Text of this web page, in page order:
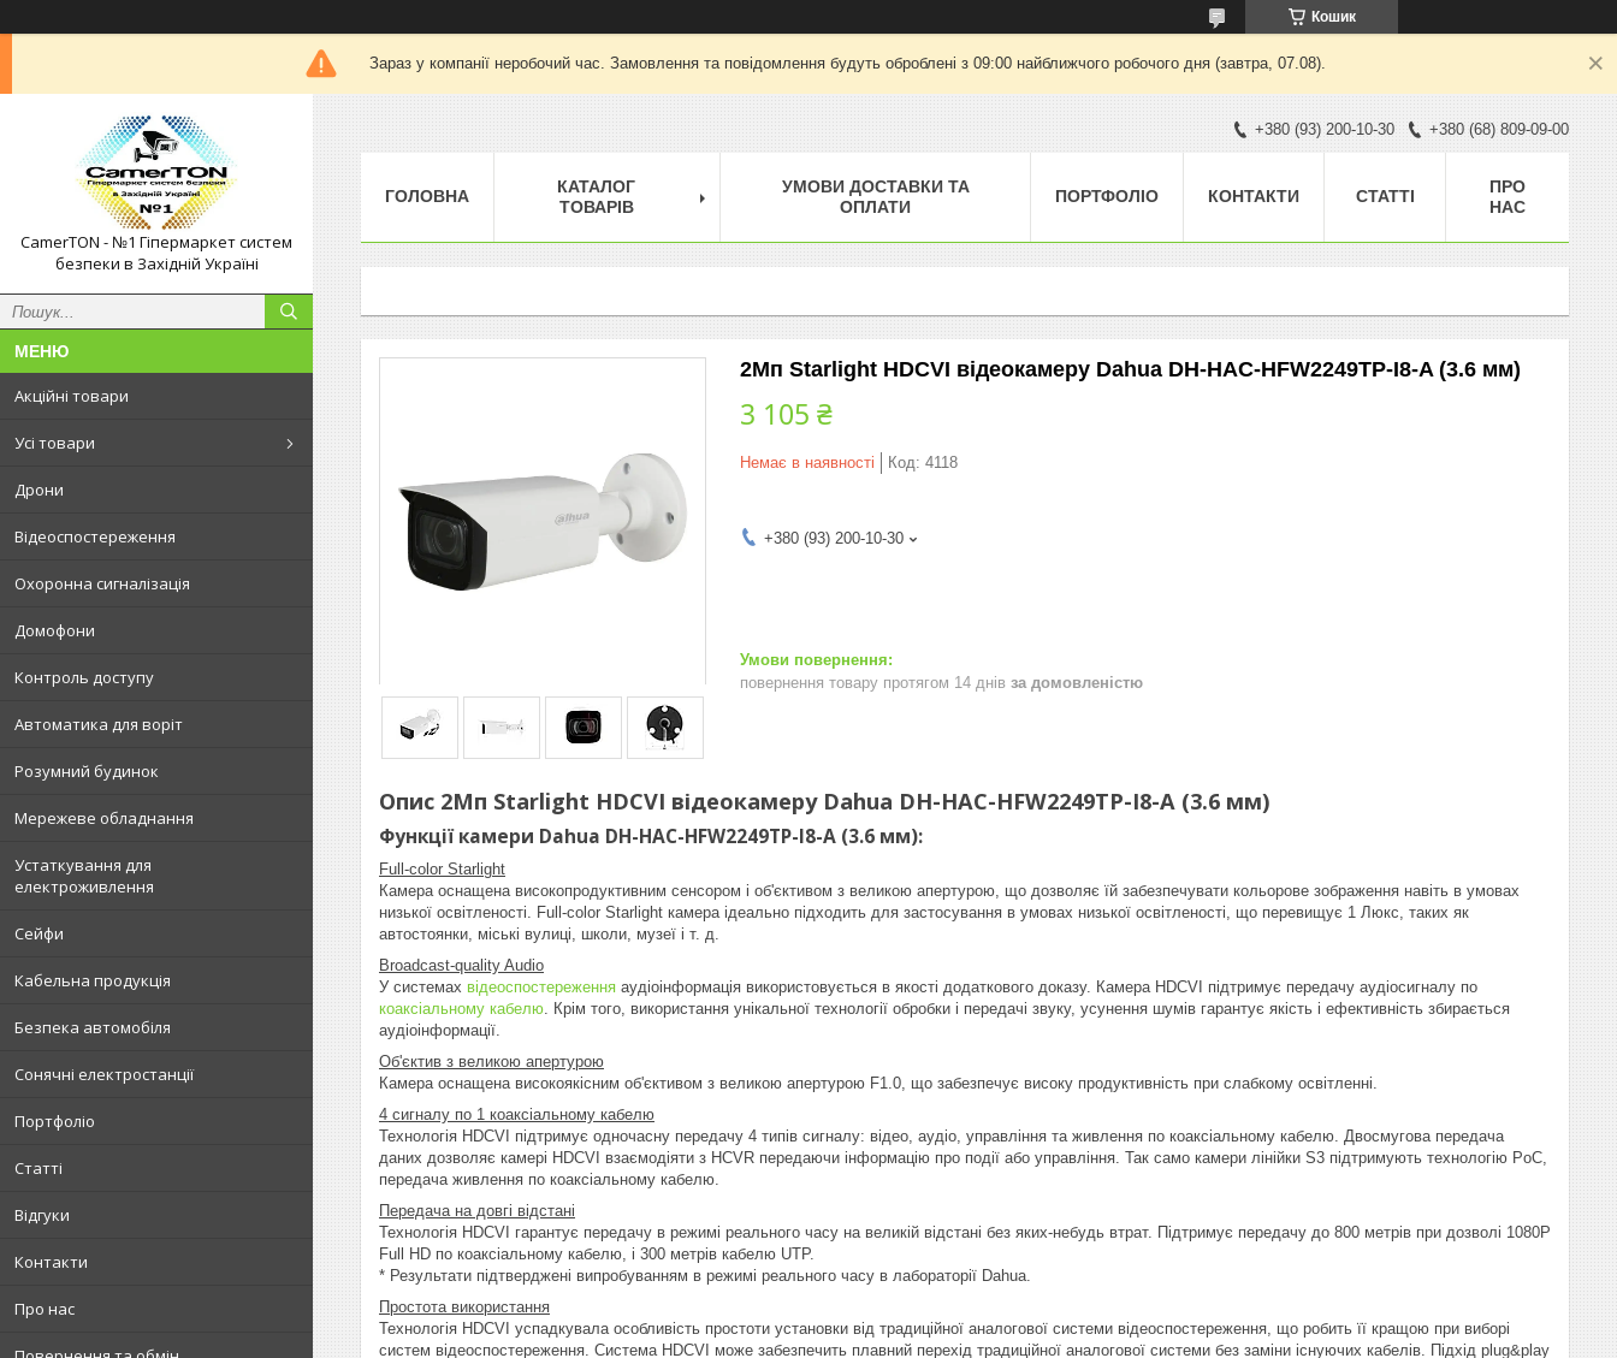
Кошик
Зараз у компанії неробочий час. Замовлення та повідомлення будуть оброблені з 09:00 найближчого робочого дня (завтра, 07.08).
CamerTON - №1 Гіпермаркет систем
безпеки в Західній Україні
Акційні товари
Усі товари
Дрони
Відеоспостереження
Охоронна сигналізація
Домофони
Контроль доступу
Автоматика для воріт
Розумний будинок
Мережеве обладнання
Устаткування для
електроживлення
Сейфи
Кабельна продукція
Безпека автомобіля
Сонячні електростанції
Портфоліо
Статті
Відгуки
Контакти
Про нас
+380 (93) 200-10-30 +380 (68) 809-09-00
ГОЛОВНА
КАТАЛОГ
ТОВАРІВ
УМОВИ ДОСТАВКИ ТА
ОПЛАТИ
ПОРТФОЛІО КОНТАКТИ СТАТТІ
ПРО
НАС
2Мп Starlight HDCVI відеокамеру Dahua DH-HAC-HFW2249TP-I8-A (3.6 мм)
3 105 ₴
Немає в наявності Код: 4118
+380 (93) 200-10-30
повернення товару протягом 14 днів за домовленістю
Опис 2Мп Starlight HDCVI відеокамеру Dahua DH-HAC-HFW2249TP-I8-A (3.6 мм)
Функції камери Dahua DH-HAC-HFW2249TP-I8-A (3.6 мм):
Full-color Starlight
Камера оснащена високопродуктивним сенсором і об'єктивом з великою апертурою, що дозволяє їй забезпечувати кольорове зображення навіть в умовах
низької освітленості. Full-color Starlight камера ідеально підходить для застосування в умовах низької освітленості, що перевищує 1 Люкс, таких як
автостоянки, міські вулиці, школи, музеї і т. д.
Broadcast-quality Audio
У системах відеоспостереження аудіоінформація використовується в якості додаткового доказу. Камера HDCVI підтримує передачу аудіосигналу по
коаксіальному кабелю . Крім того, використання унікальної технології обробки і передачі звуку, усунення шумів гарантує якість і ефективність збирається
аудіоінформації.
Об'єктив з великою апертурою
Камера оснащена високоякісним об'єктивом з великою апертурою F1.0, що забезпечує високу продуктивність при слабкому освітленні.
4 сигналу по 1 коаксіальному кабелю
Технологія HDCVI підтримує одночасну передачу 4 типів сигналу: відео, аудіо, управління та живлення по коаксіальному кабелю. Двосмугова передача
даних дозволяє камері HDCVI взаємодіяти з HCVR передаючи інформацію про події або управління. Так само камери лінійки S3 підтримують технологію PoC,
передача живлення по коаксіальному кабелю.
Передача на довгі відстані
Технологія HDCVI гарантує передачу в режимі реального часу на великій відстані без яких-небудь втрат. Підтримує передачу до 800 метрів при дозволі 1080P
Full HD по коаксіальному кабелю, і 300 метрів кабелю UTP.
* Результати підтверджені випробуванням в режимі реального часу в лабораторії Dahua.
Простота використання
Технологія HDCVI успадкувала особливість простоти установки від традиційної аналогової системи відеоспостереження, що робить її кращою при виборі
систем відеоспостереження. Система HDCVI може забезпечить плавний перехід традиційної аналогової системи без заміни існуючих кабелів. Підхід plug&play